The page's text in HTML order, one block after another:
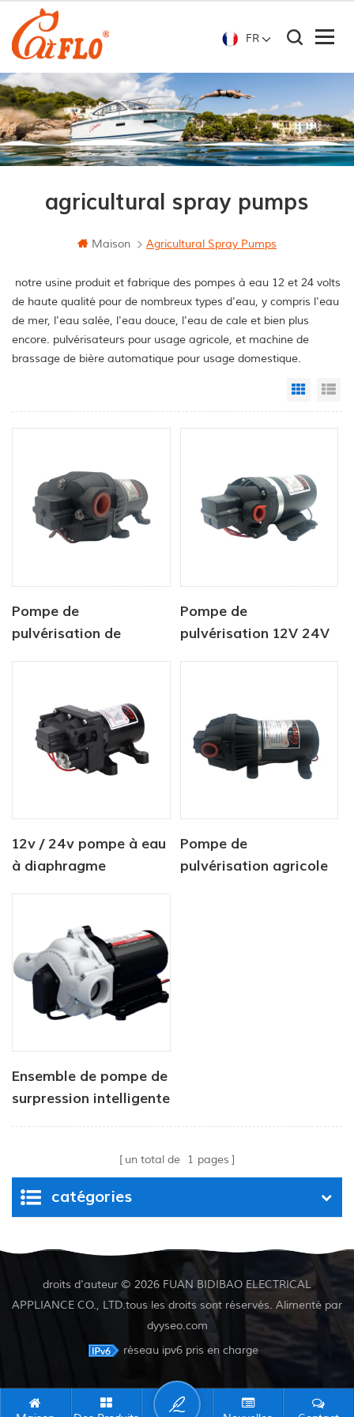
FR
agricultural spray pumps
Maison Agricultural Spray Pumps
notre usine produit et fabrique des pompes à eau 12 et 24 volts
de haute qualité pour de nombreux types d'eau, y compris l'eau
de mer, l'eau salée, l'eau douce, l'eau de cale et bien plus
encore. pulvérisateurs pour usage agricole, et machine de
brassage de bière automatique pour usage domestique.
Grid
Pompe de
pulvérisation de
Pompe de
pulvérisation 12V 24V
12v / 24v pompe à eau
à diaphragme
électrique
Pompe de
pulvérisation agricole
Ensemble de pompe de
surpression intelligente
un total de 1 pages
catégories
droits d'auteur © 2026 FUAN BIDIBAO ELECTRICAL
APPLIANCE CO., LTD.tous les droits sont réservés. Alimenté par
dyyseo.com
réseau ipv6 pris en charge